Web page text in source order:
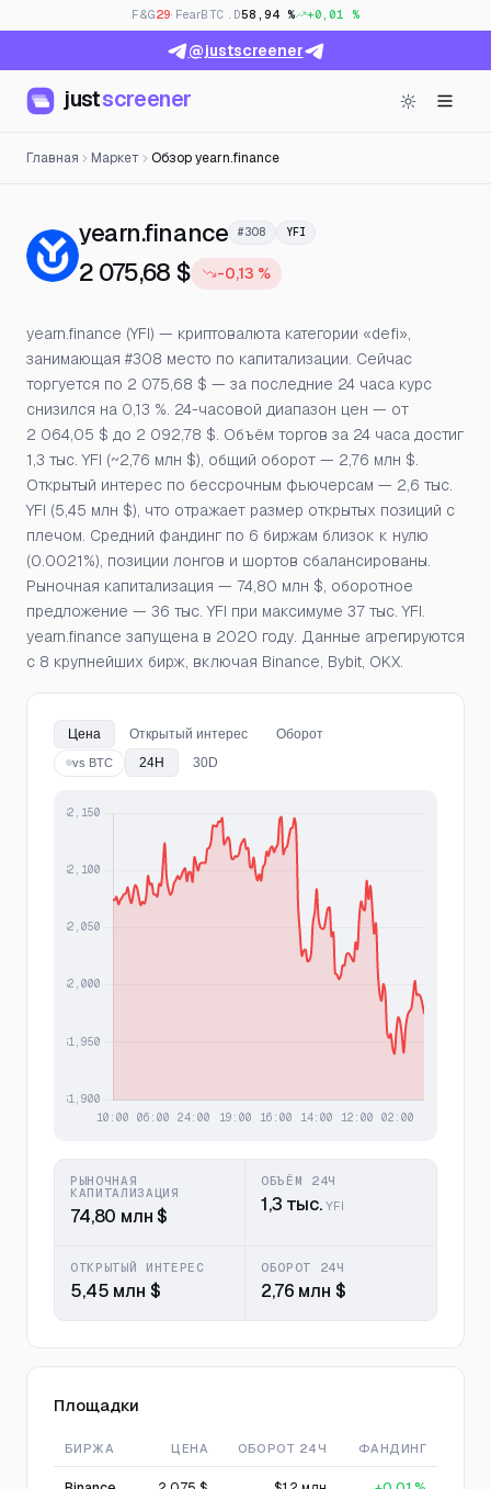
F&G29· FearBTC.D58,94 % +0,01 %
@justscreener
justscreener
Главная Маркет Обзор yearn.finance
yearn.finance— Цена, открытый
#308 YFI
2 075,68 $ -0,13 %
yearn.finance (YFI) — криптовалюта категории «defi»,
занимающая #308 место по капитализации. Сейчас
торгуется по 2 075,68 $ — за последние 24 часа курс
снизился на 0,13 %. 24-часовой диапазон цен — от
2 064,05 $ до 2 092,78 $. Объём торгов за 24 часа достиг
1,3 тыс. YFI (~2,76 млн $), общий оборот — 2,76 млн $.
Открытый интерес по бессрочным фьючерсам — 2,6 тыс.
YFI (5,45 млн $), что отражает размер открытых позиций с
плечом. Средний фандинг по 6 биржам близок к нулю
(0.0021%), позиции лонгов и шортов сбалансированы.
Рыночная капитализация — 74,80 млн $, оборотное
предложение — 36 тыс. YFI при максимуме 37 тыс. YFI.
yearn.finance запущена в 2020 году. Данные агрегируются
с 8 крупнейших бирж, включая Binance, Bybit, OKX.
Цена Открытый интерес Оборот
vs BTC 24H 30D
РЫНОЧНАЯ
КАПИТАЛИЗАЦИЯ
74,80 млн $
ОБЪЁМ 24Ч
1,3 тыс.YFI
ОТКРЫТЫЙ ИНТЕРЕС
5,45 млн $
ОБОРОТ 24Ч
2,76 млн $
Площадки
БИРЖА ЦЕНА ОБОРОТ 24Ч ФАНДИНГ